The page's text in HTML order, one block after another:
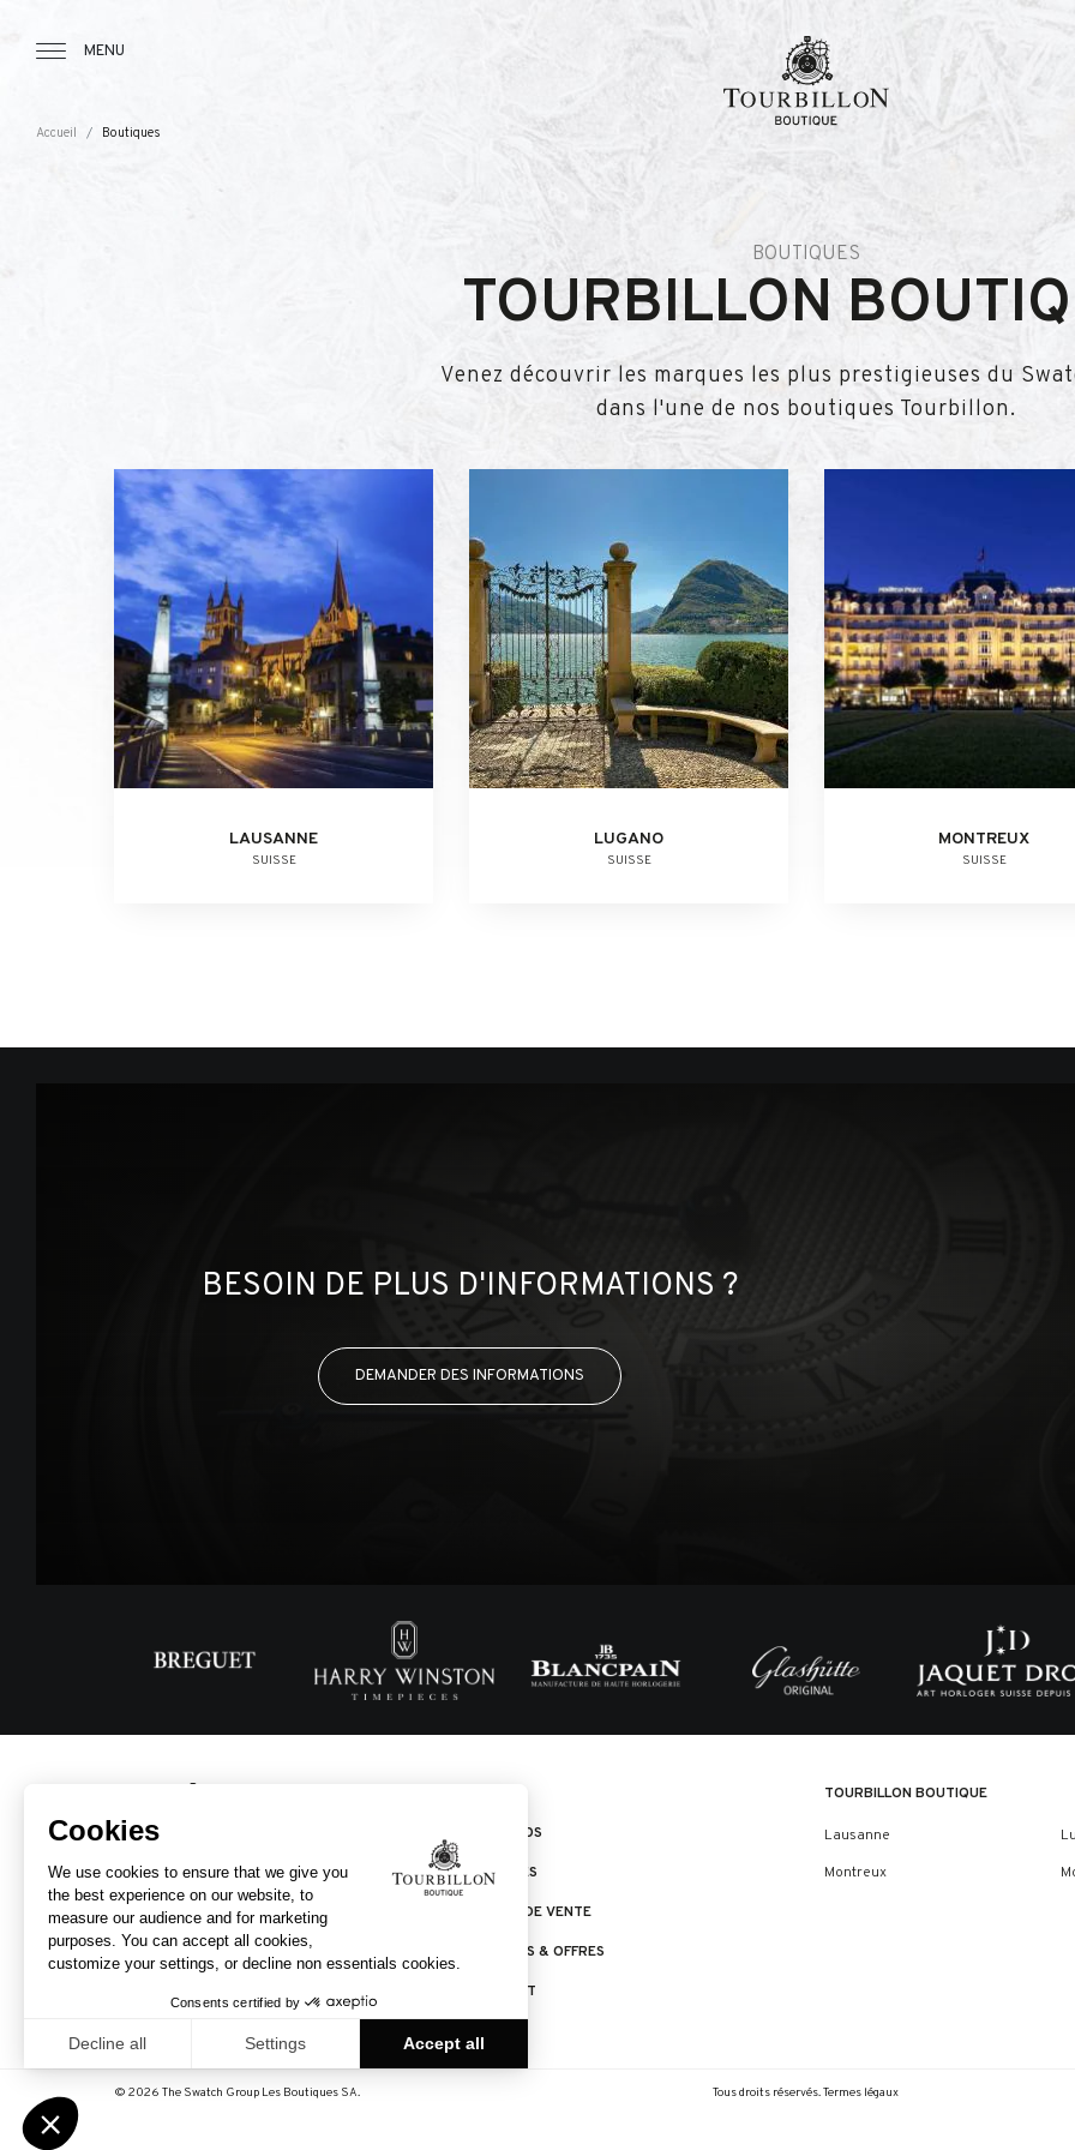
MENU
Accueil Boutiques
BOUTIQUES
TOURBILLON
Venez découvrir les marques les plus prestigieuses du
dans l'une de nos boutiques Tourbillon.
LAUSANNE
SUISSE
LUGANO
SUISSE
MONTREUX
SUISSE
BESOIN DE PLUS D'INFORMATIONS ?
DEMANDER DES INFORMATIONS
À PROPOS
MARQUES
POINTS DE VENTE
SERVICES & OFFRES
CONTACT
TOURBILLON BOUTIQUE
Lausanne
Montreux
© 2026 The Swatch Group Les Boutiques SA. Tous droits réservés.Termes légaux